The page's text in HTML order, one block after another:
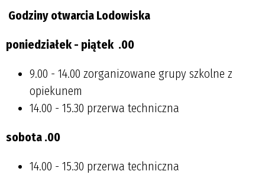
Godziny otwarcia Lodowiska
poniedziałek - piątek .00
9.00 - 14.00 zorganizowane grupy szkolne z
opiekunem
14.00 - 15.30 przerwa techniczna
sobota .00
14.00 - 15.30 przerwa techniczna